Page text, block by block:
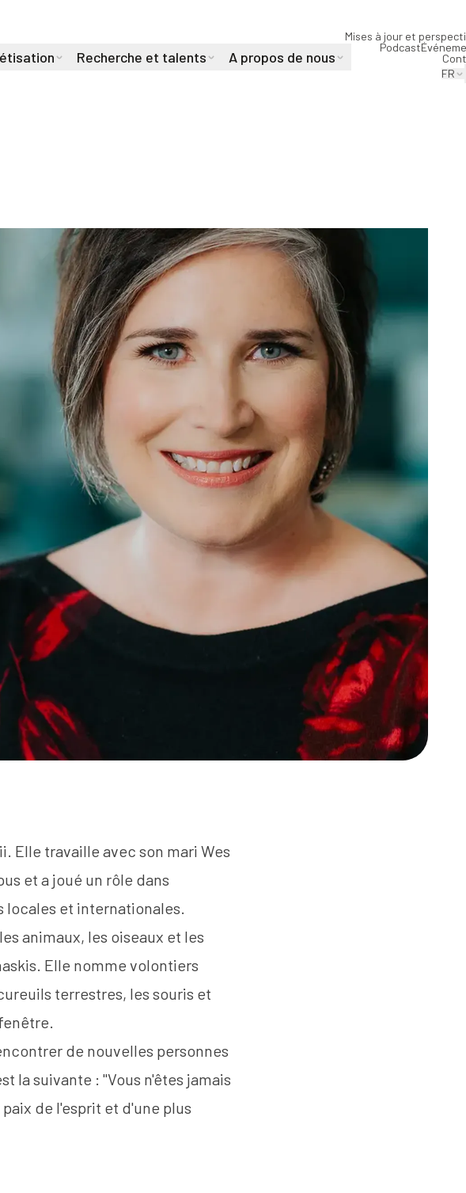
Recherche et talents A propos de nous
Mises à jour et
Podcast
FR
Elle travaille avec son mari Wes
et a joué un rôle dans
locales et internationales.
animaux, les oiseaux et les
Elle nomme volontiers
terrestres, les souris et
de nouvelles personnes
la suivante : "Vous n'êtes jamais
de l'esprit et d'une plus